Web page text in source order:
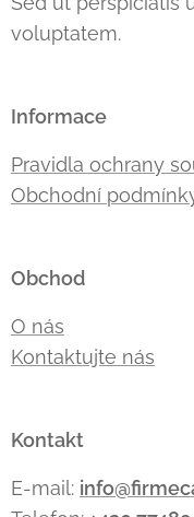
voluptatem.
Informace
Pravidla ochrany
Obchodní
Obchod
O nás
Kontaktujte nás
Kontakt
E-mail: